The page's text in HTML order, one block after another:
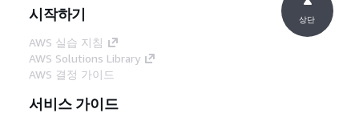
시작하기
AWS 실습 지침
AWS Solutions Library
AWS 결정 가이드
서비스 가이드
상단